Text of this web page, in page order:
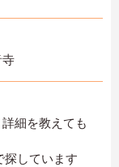
寺
細を教えても
探しています